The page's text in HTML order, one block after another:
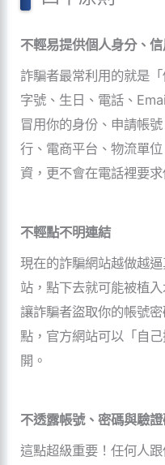
不輕易提供個人身分、
詐騙者最常利用的就是
字號、生日、電話、
冒用你的身份、申請帳
行、電商平台、物流單
資，更不會在電話裡要
不輕點不明連結
現在的詐騙網站越做越
站，點下去就可能被植
讓詐騙者盜取你的帳號
點，官方網站可以「自
開。
不透露帳號、密碼與驗
這點超級重要！任何人